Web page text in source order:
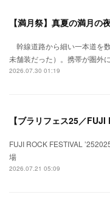
幹線道路から細い一本道を
未舗装だった）。携帯が圏外
2026.07.30 01:19
FUJI ROCK FESTIVAL
場
2026.07.21 05:09